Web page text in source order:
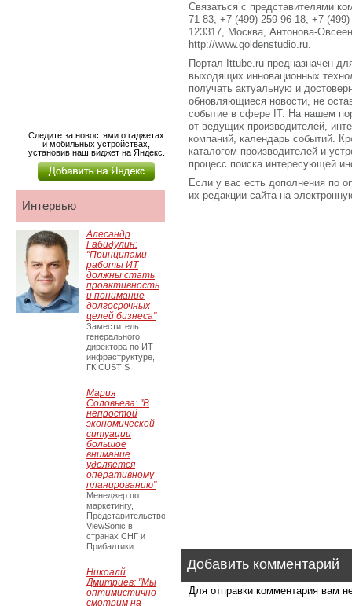
Связаться с представителями
71-83, +7 (499) 259-96-18, +7
123317, Москва, Антонова-
http://www.goldenstudio.ru.
Портал Ittube.ru предназначен
выходящих инновационных
получать актуальную и
обновляющиеся новости, не
событие в сфере IT. На нашем
от ведущих производителей,
компаний, календарь событий.
каталогом производителей и
процесс поиска интересующей
Если у вас есть дополнения по
их редакции сайта на
Добавить комментарий
Для отправки комментария вам
Следите за новостями о гаджетах
и мобильных устройствах,
установив наш виджет на Яндекс.
Интервью
Алесандр
Габидулин:
"Принципами
работы ИТ
должны стать
проактивность
и понимание
долгосрочных
целей бизнеса"
Заместитель
генерального
директора по ИТ-
инфраструктуре,
ГК CUSTIS
Мария
Соловьева: "В
непростой
экономической
ситуации
большое
внимание
уделяется
оперативному
планированию"
Менеджер по
маркетингу,
Представительство
ViewSonic в
странах СНГ и
Прибалтики
Никоалй
Дмитриев: "Мы
оптимистично
смотрим на